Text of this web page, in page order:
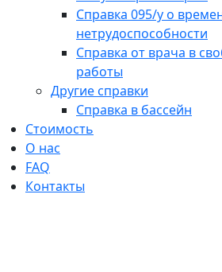
Справка 095/у о
нетрудоспособности
Справка от врача в
работы
Другие справки
Справка в бассейн
Стоимость
О нас
FAQ
Контакты